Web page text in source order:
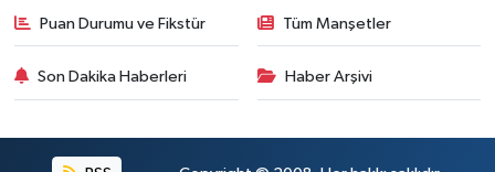
Puan Durumu ve Fikstür Tüm Manşetler
Son Dakika Haberleri Haber Arşivi